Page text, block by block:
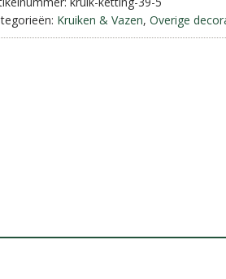
t
i
Kruiken & Vazen, Overige